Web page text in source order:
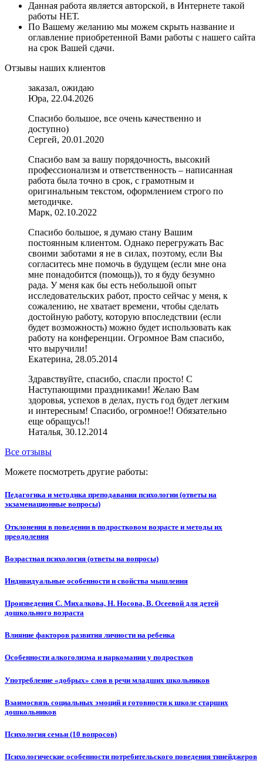
Данная работа является авторской, в Интернете такой
работы НЕТ.
По Вашему желанию мы можем скрыть название и
оглавление приобретенной Вами работы с нашего сайта
на срок Вашей сдачи.
Отзывы наших клиентов
заказал, ожидаю
Юра, 22.04.2026
Спасибо большое, все очень качественно и
доступно)
Сергей, 20.01.2020
Спасибо вам за вашу порядочность, высокий
профессионализм и ответственность – написанная
работа была точно в срок, с грамотным и
оригинальным текстом, оформлением строго по
методичке.
Марк, 02.10.2022
Спасибо большое, я думаю стану Вашим
постоянным клиентом. Однако перегружать Вас
своими заботами я не в силах, поэтому, если Вы
согласитесь мне помочь в будущем (если мне она
мне понадобится (помощь)), то я буду безумно
рада. У меня как бы есть небольшой опыт
исследовательских работ, просто сейчас у меня, к
сожалению, не хватает времени, чтобы сделать
достойную работу, которую впоследствии (если
будет возможность) можно будет использовать как
работу на конференции. Огромное Вам спасибо,
что выручили!
Екатерина, 28.05.2014
Здравствуйте, спасибо, спасли просто! С
Наступающими праздниками! Желаю Вам
здоровья, успехов в делах, пусть год будет легким
и интересным! Спасибо, огромное!! Обязательно
еще обращусь!!
Наталья, 30.12.2014
Все отзывы
Можете посмотреть другие работы:
Педагогика и методика преподавания психологии (ответы на
экзаменационные вопросы)
Отклонения в поведении в подростковом возрасте и методы их
преодоления
Возрастная психология (ответы на вопросы)
Индивидуальные особенности и свойства мышления
Произведения С. Михалкова, Н. Носова, В. Осеевой для детей
дошкольного возраста
Влияние факторов развития личности на ребенка
Особенности алкоголизма и наркомании у подростков
Употребление «добрых» слов в речи младших школьников
Взаимосвязь социальных эмоций и готовности к школе старших
дошкольников
Психология семьи (10 вопросов)
Психологические особенности потребительского поведения тинейджеров